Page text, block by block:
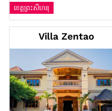
ខេត្តព្រះសីហនុ
Villa Zentao